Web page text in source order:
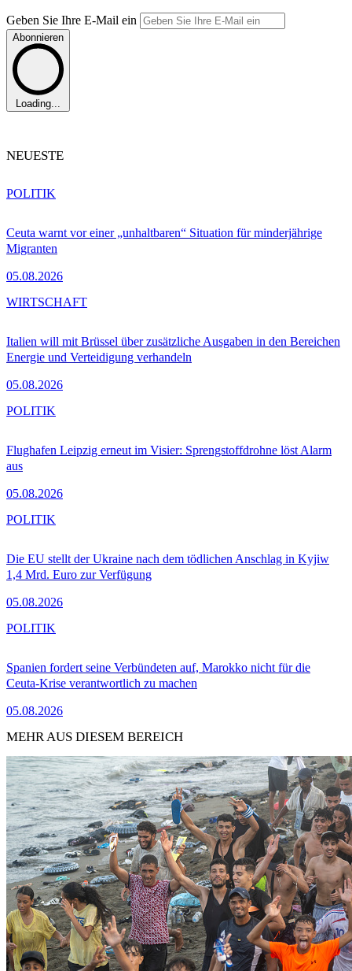
Geben Sie Ihre E-Mail ein
Abonnieren
Loading...
NEUESTE
Ceuta warnt vor einer „unhaltbaren“ Situation für minderjährige
Migranten
05.08.2026
POLITIK
Italien will mit Brüssel über zusätzliche Ausgaben in den Bereichen
Energie und Verteidigung verhandeln
05.08.2026
WIRTSCHAFT
Flughafen Leipzig erneut im Visier: Sprengstoffdrohne löst Alarm
aus
05.08.2026
POLITIK
Die EU stellt der Ukraine nach dem tödlichen Anschlag in Kyjiw
1,4 Mrd. Euro zur Verfügung
05.08.2026
POLITIK
Spanien fordert seine Verbündeten auf, Marokko nicht für die
Ceuta-Krise verantwortlich zu machen
05.08.2026
POLITIK
MEHR AUS DIESEM BEREICH